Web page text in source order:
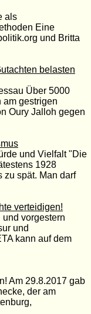
als
Eine
und Britta
belasten
Über 5000
am gestrigen
Oury Jalloh gegen
und Vielfalt "Die
1928
zu spät. Man darf
verteidigen!
vorgestern
und
kann auf dem
Am 29.8.2017 gab
der am